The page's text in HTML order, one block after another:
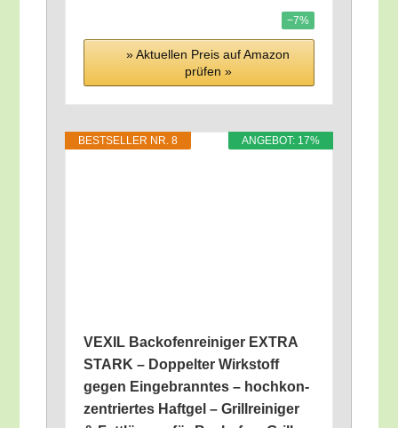
−7%
» Aktu­el­len Preis auf Ama­zon
prü­fen »
ANGE­BOT: 17%
BEST­SEL­LER NR. 8
VEXIL Back­ofen­rei­ni­ger EXTRA
STARK – Dop­pel­ter Wirk­stoff
gegen Ein­ge­brann­tes – hoch­kon­
zen­trier­tes Haft­gel – Grill­rei­ni­ger